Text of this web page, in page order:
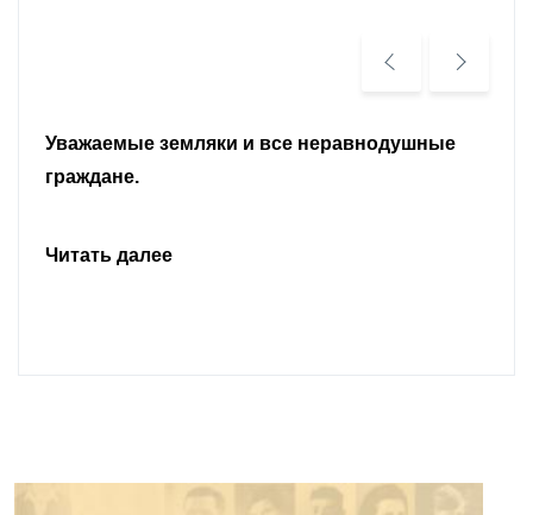
Уважаемые земляки и все неравнодушные
граждане.
Читать далее